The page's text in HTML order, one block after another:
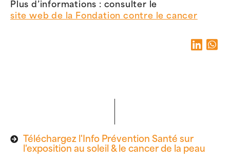
Plus d’informations : consulter le
site web de la Fondation contre le cancer
Téléchargez l'Info Prévention Santé sur
l'exposition au soleil & le cancer de la peau